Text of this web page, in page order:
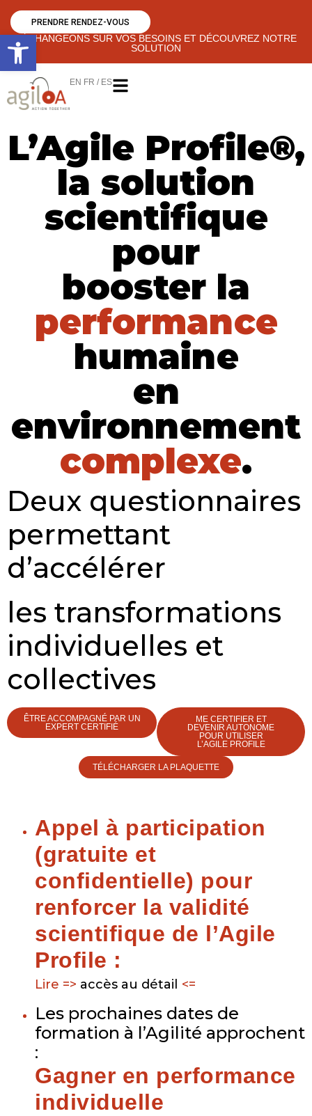
Ouvrir la barre d’outils
PRENDRE RENDEZ-VOUS
ÉCHANGEONS SUR VOS BESOINS ET DÉCOUVREZ NOTRE
SOLUTION
EN FR / ES
L’Agile Profile®,
la solution
scientifique
pour
booster la
performance
humaine
en
environnement
complexe.
Deux questionnaires
permettant
d’accélérer
les transformations
individuelles et
collectives
ÊTRE ACCOMPAGNÉ PAR UN
EXPERT CERTIFIÉ
ME CERTIFIER ET
DEVENIR AUTONOME
POUR UTILISER
L’AGILE PROFILE
TÉLÉCHARGER LA PLAQUETTE
Appel à participation
(gratuite et
confidentielle) pour
renforcer la validité
scientifique de l’Agile
Profile :
Lire => accès au détail <=
Les prochaines dates de
formation à l’Agilité approchent
:
Gagner en performance
individuelle